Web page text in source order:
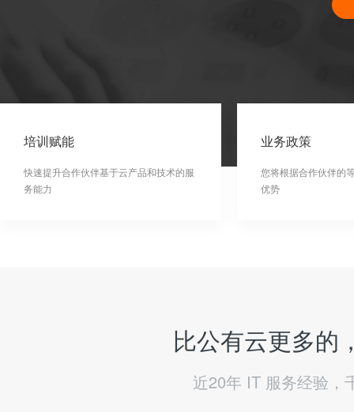
培训赋能
快速提升合作伙伴基于云产品和技术的服
务能力
业务政策
您将根据合作伙伴的
优势
比公有云更多的
近20年 IT 服务经验，